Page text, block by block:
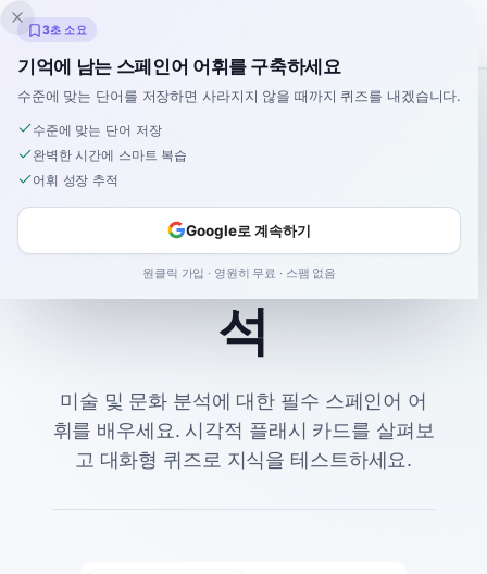
Inklingo
Home Spanish
미술 및 문화 분석
미술 및 문화 분
석
미술 및 문화 분석에 대한 필수 스페인어 어
휘를 배우세요. 시각적 플래시 카드를 살펴보
고 대화형 퀴즈로 지식을 테스트하세요.
3초 소요
기억에 남는 스페인어 어휘를 구축하세요
수준에 맞는 단어를 저장하면 사라지지 않을 때까지 퀴즈를 내겠습니다.
수준에 맞는 단어 저장
완벽한 시간에 스마트 복습
어휘 성장 추적
Google로 계속하기
원클릭 가입 · 영원히 무료 · 스팸 없음